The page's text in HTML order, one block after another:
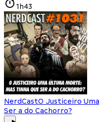
1h43
NerdCastO Justiceiro
Ser a do Cachorro?